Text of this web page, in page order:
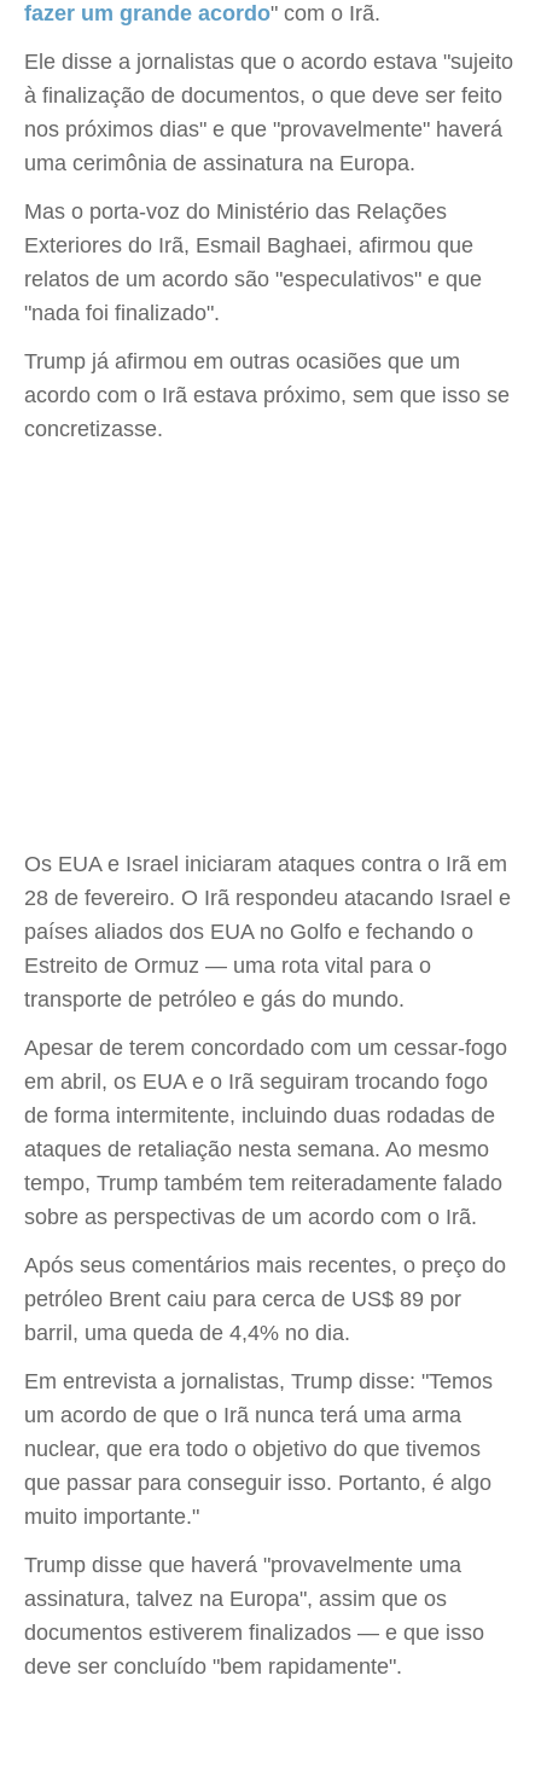
fazer um grande acordo" com o Irã.
Ele disse a jornalistas que o acordo estava "sujeito
à finalização de documentos, o que deve ser feito
nos próximos dias" e que "provavelmente" haverá
uma cerimônia de assinatura na Europa.
Mas o porta-voz do Ministério das Relações
Exteriores do Irã, Esmail Baghaei, afirmou que
relatos de um acordo são "especulativos" e que
"nada foi finalizado".
Trump já afirmou em outras ocasiões que um
acordo com o Irã estava próximo, sem que isso se
concretizasse.
Os EUA e Israel iniciaram ataques contra o Irã em
28 de fevereiro. O Irã respondeu atacando Israel e
países aliados dos EUA no Golfo e fechando o
Estreito de Ormuz — uma rota vital para o
transporte de petróleo e gás do mundo.
Apesar de terem concordado com um cessar-fogo
em abril, os EUA e o Irã seguiram trocando fogo
de forma intermitente, incluindo duas rodadas de
ataques de retaliação nesta semana. Ao mesmo
tempo, Trump também tem reiteradamente falado
sobre as perspectivas de um acordo com o Irã.
Após seus comentários mais recentes, o preço do
petróleo Brent caiu para cerca de US$ 89 por
barril, uma queda de 4,4% no dia.
Em entrevista a jornalistas, Trump disse: "Temos
um acordo de que o Irã nunca terá uma arma
nuclear, que era todo o objetivo do que tivemos
que passar para conseguir isso. Portanto, é algo
muito importante."
Trump disse que haverá "provavelmente uma
assinatura, talvez na Europa", assim que os
documentos estiverem finalizados — e que isso
deve ser concluído "bem rapidamente".